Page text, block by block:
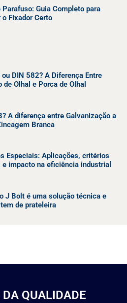
Parafuso: Guia Completo para
o Fixador Certo
DIN 582? A Diferença Entre
de Olhal e Porca de Olhal
A diferença entre Galvanização a
Branca
Especiais: Aplicações, critérios
impacto na eficiência industrial
J Bolt é uma solução técnica e
de prateleira
QUALIDADE